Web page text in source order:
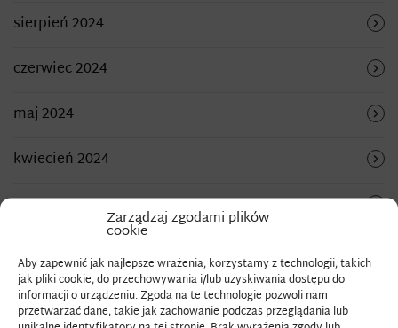
Zarządzaj zgodami plików
cookie
Aby zapewnić jak najlepsze wrażenia, korzystamy z technologii, takich
jak pliki cookie, do przechowywania i/lub uzyskiwania dostępu do
informacji o urządzeniu. Zgoda na te technologie pozwoli nam
przetwarzać dane, takie jak zachowanie podczas przeglądania lub
sierpień 2024
czerwiec 2024
maj 2024
kwiecień 2024
marzec 2024
styczeń 2024